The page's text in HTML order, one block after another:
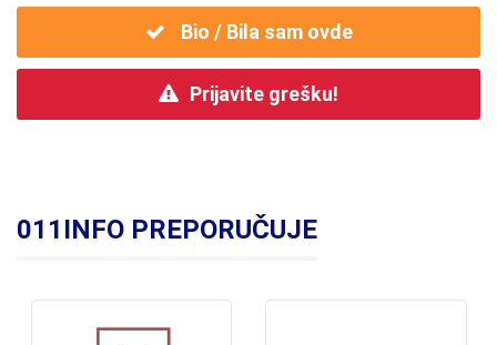
Bio / Bila sam ovde
Prijavite grešku!
011INFO PREPORUČUJE